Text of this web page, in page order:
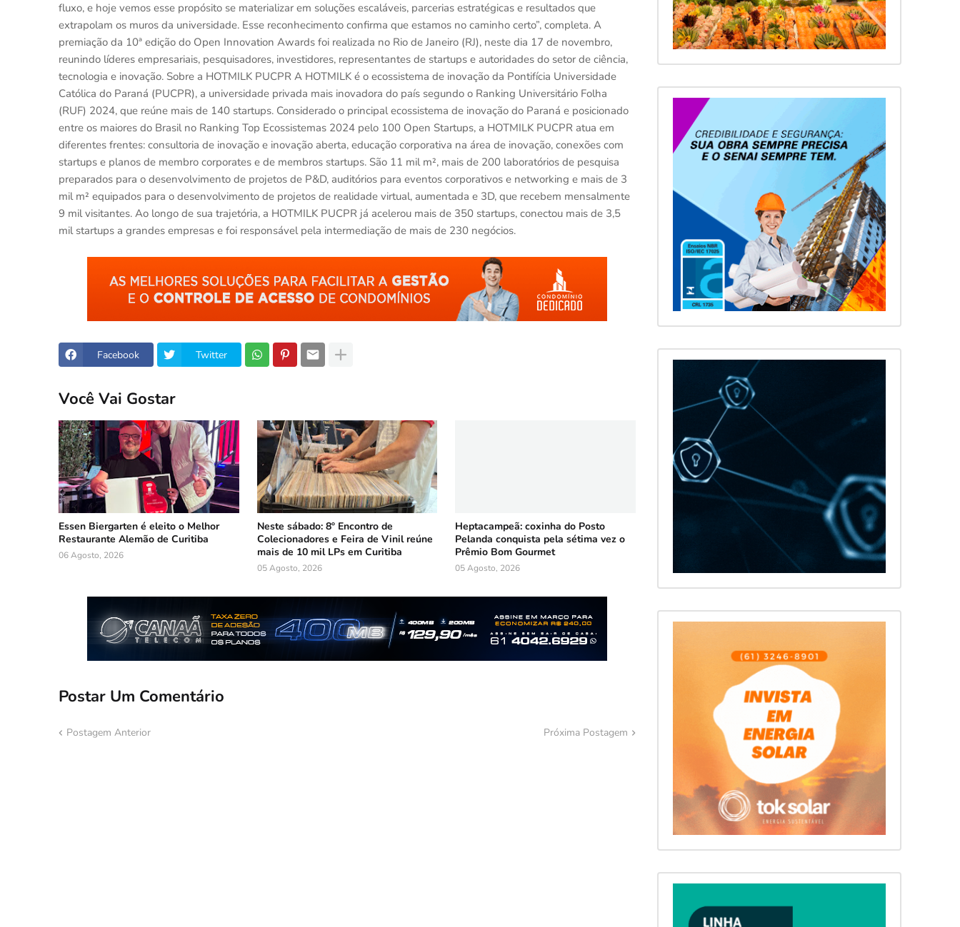
fluxo, e hoje vemos esse propósito se materializar em soluções escaláveis, parcerias estratégicas e resultados que
extrapolam os muros da universidade. Esse reconhecimento confirma que estamos no caminho certo”, completa. A
premiação da 10ª edição do Open Innovation Awards foi realizada no Rio de Janeiro (RJ), neste dia 17 de novembro,
reunindo líderes empresariais, pesquisadores, investidores, representantes de startups e autoridades do setor de ciência,
tecnologia e inovação. Sobre a HOTMILK PUCPR A HOTMILK é o ecossistema de inovação da Pontifícia Universidade
Católica do Paraná (PUCPR), a universidade privada mais inovadora do país segundo o Ranking Universitário Folha
(RUF) 2024, que reúne mais de 140 startups. Considerado o principal ecossistema de inovação do Paraná e posicionado
entre os maiores do Brasil no Ranking Top Ecossistemas 2024 pelo 100 Open Startups, a HOTMILK PUCPR atua em
diferentes frentes: consultoria de inovação e inovação aberta, educação corporativa na área de inovação, conexões com
startups e planos de membro corporates e de membros startups. São 11 mil m², mais de 200 laboratórios de pesquisa
preparados para o desenvolvimento de projetos de P&D, auditórios para eventos corporativos e networking e mais de 3
mil m² equipados para o desenvolvimento de projetos de realidade virtual, aumentada e 3D, que recebem mensalmente
9 mil visitantes. Ao longo de sua trajetória, a HOTMILK PUCPR já acelerou mais de 350 startups, conectou mais de 3,5
mil startups a grandes empresas e foi responsável pela intermediação de mais de 230 negócios.
Facebook Twitter
Você Vai Gostar
Essen Biergarten é eleito o Melhor
Restaurante Alemão de Curitiba
06 Agosto, 2026
Neste sábado: 8º Encontro de
Colecionadores e Feira de Vinil reúne
mais de 10 mil LPs em Curitiba
05 Agosto, 2026
Heptacampeã: coxinha do Posto
Pelanda conquista pela sétima vez o
Prêmio Bom Gourmet
05 Agosto, 2026
Postar Um Comentário
Postagem Anterior Próxima Postagem